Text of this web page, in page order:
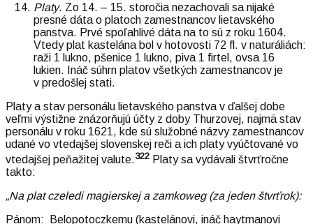
Platy. Zo 14. – 15. storočia nezachovali sa nijaké
presné dáta o platoch zamestnancov lietavského
panstva. Prvé spoľahlivé dáta na to sú z roku 1604.
Vtedy plat kastelána bol v hotovosti 72 fl. v naturáliách:
raži 1 lukno, pšenice 1 lukno, piva 1 firtel, ovsa 16
lukien. Ináč súhrn platov všetkých zamestnancov je
v predošlej stati.
Platy a stav personálu lietavského panstva v ďalšej dobe
veľmi výstižne znázorňujú účty z doby Thurzovej, najmä stav
personálu v roku 1621, kde sú služobné názvy zamestnancov
udané vo vtedajšej slovenskej reči a ich platy vyúčtované vo
vtedajšej peňažitej valute.322 Platy sa vydávali štvrťročne
takto:
„Na plat czeledi magierskej a zamkoweg (za jeden štvrťrok):
Pánom: Belopotoczkemu (kastelánovi, ináč haytmanovi